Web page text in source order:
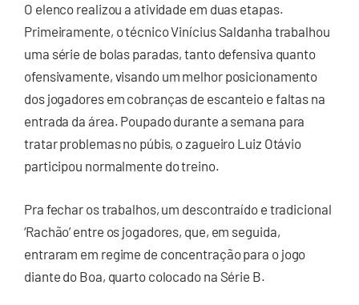
O elenco realizou a atividade em duas etapas.
Primeiramente, o técnico Vinícius Saldanha trabalhou
uma série de bolas paradas, tanto defensiva quanto
ofensivamente, visando um melhor posicionamento
dos jogadores em cobranças de escanteio e faltas na
entrada da área. Poupado durante a semana para
tratar problemas no púbis, o zagueiro Luiz Otávio
participou normalmente do treino.
Pra fechar os trabalhos, um descontraído e tradicional
‘Rachão’ entre os jogadores, que, em seguida,
entraram em regime de concentração para o jogo
diante do Boa, quarto colocado na Série B.